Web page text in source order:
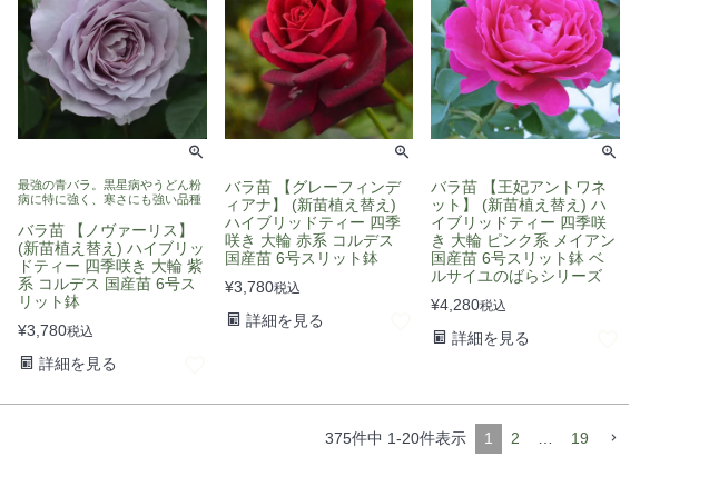
最強の青バラ。黒星病やうどん粉
病に特に強く、寒さにも強い品種
バラ苗 【ノヴァーリス】
(新苗植え替え) ハイブリッ
ドティー 四季咲き 大輪 紫
系 コルデス 国産苗 6号ス
リット鉢
¥3,780税込
詳細を見る
バラ苗 【グレーフィンデ
ィアナ】 (新苗植え替え)
ハイブリッドティー 四季
咲き 大輪 赤系 コルデス
国産苗 6号スリット鉢
¥3,780税込
詳細を見る
バラ苗 【王妃アントワネ
ット】 (新苗植え替え) ハ
イブリッドティー 四季咲
き 大輪 ピンク系 メイアン
国産苗 6号スリット鉢 ベ
ルサイユのばらシリーズ
¥4,280税込
詳細を見る
375件中 1-20件表示 1 2 … 19